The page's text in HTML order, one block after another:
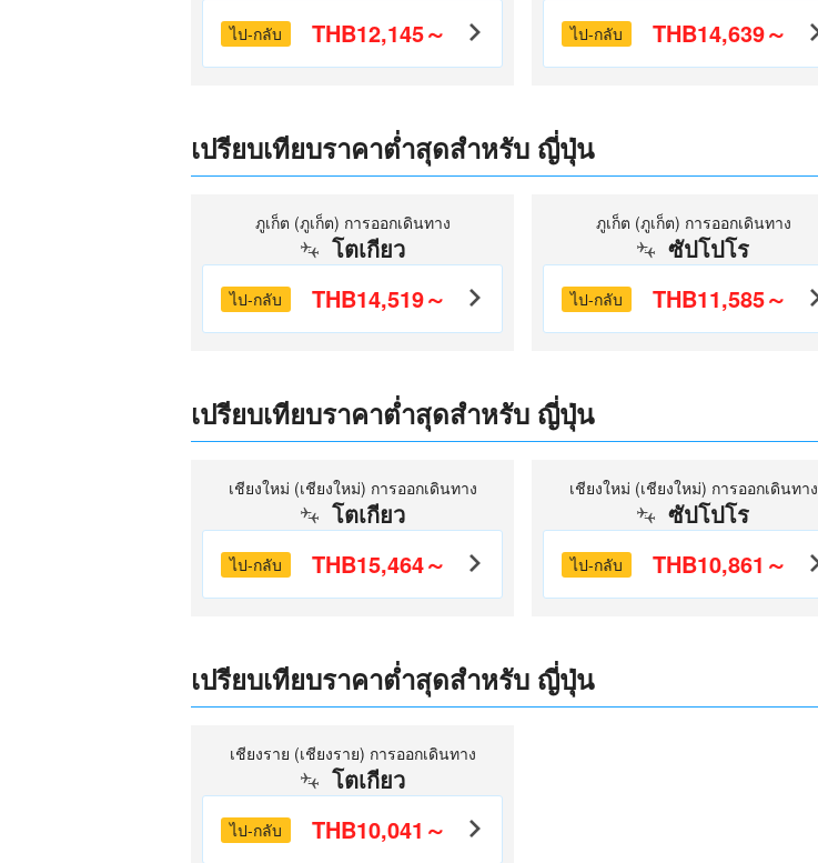
ไป-กลับ THB12,145～ ไป-กลับ THB14,639～
เปรียบเทียบราคาต่ำสุดสำหรับ ญี่ปุ่น
ภูเก็ต (ภูเก็ต) การออกเดินทาง
โตเกียว
ไป-กลับ THB14,519～
ภูเก็ต (ภูเก็ต) การออกเดินทาง
ซัปโปโร
ไป-กลับ THB11,585～
เปรียบเทียบราคาต่ำสุดสำหรับ ญี่ปุ่น
เชียงใหม่ (เชียงใหม่) การออกเดินทาง
โตเกียว
ไป-กลับ THB15,464～
เชียงใหม่ (เชียงใหม่) การออกเดินทาง
ซัปโปโร
ไป-กลับ THB10,861～
เปรียบเทียบราคาต่ำสุดสำหรับ ญี่ปุ่น
เชียงราย (เชียงราย) การออกเดินทาง
โตเกียว
ไป-กลับ THB10,041～